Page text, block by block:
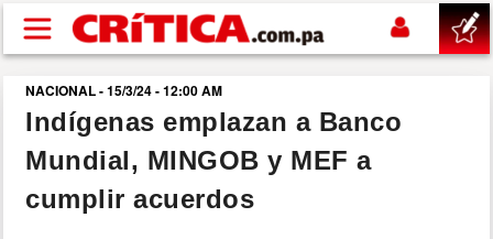
Pasar al contenido principal
buscar
SUCESOS
NACIONAL - 15/3/24 - 12:00 AM
Indígenas emplazan a Banco
Mundial, MINGOB y MEF a
cumplir acuerdos